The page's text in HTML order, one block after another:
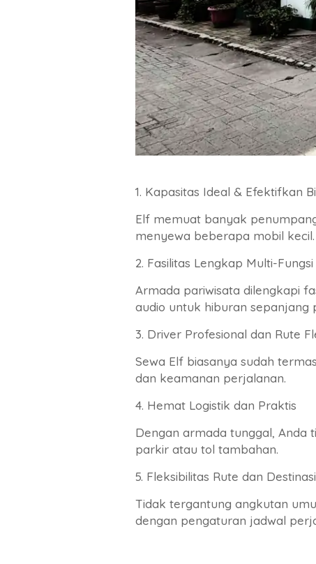
1. Kapasitas Ideal & Efektifkan
Elf memuat banyak
menyewa beberapa mobil
2. Fasilitas Lengkap Multi-Fungsi
Armada pariwisata dilengkapi
audio untuk hiburan sepanjang
3. Driver Profesional dan Rute
Sewa Elf biasanya sudah
dan keamanan perjalanan.
4. Hemat Logistik dan Praktis
Dengan armada tunggal, Anda
parkir atau tol tambahan.
5. Fleksibilitas Rute dan Destinasi
Tidak tergantung angkutan
dengan pengaturan jadwal